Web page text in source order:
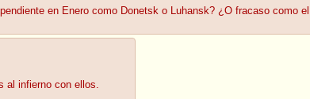
en Enero como Donetsk o Luhansk? ¿O fracaso como
al infierno con ellos.